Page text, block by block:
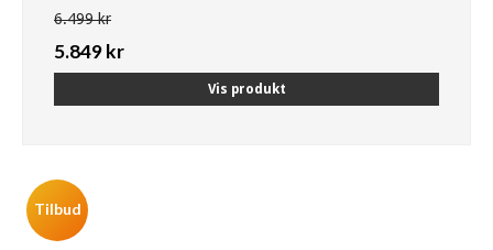
6.499 kr
5.849 kr
Vis produkt
Tilbud